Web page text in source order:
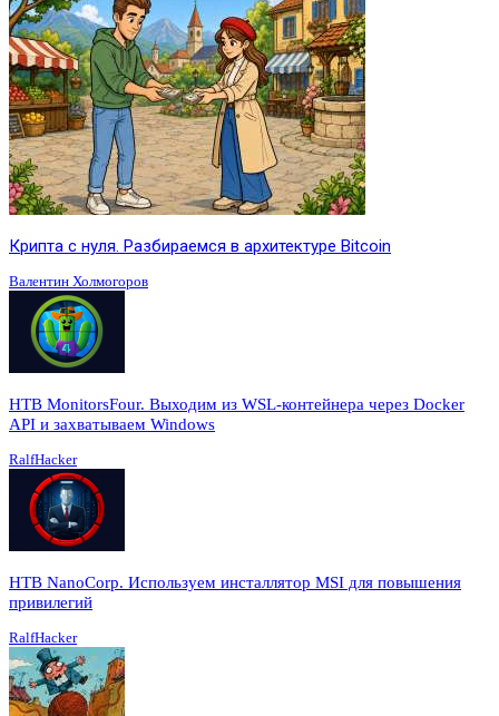
Крипта с нуля. Разбираемся в архитектуре Bitcoin
Валентин Холмогоров
HTB MonitorsFour. Выходим из WSL-контейнера через Docker
API и захватываем Windows
RalfHacker
HTB NanoCorp. Используем инсталлятор MSI для повышения
привилегий
RalfHacker